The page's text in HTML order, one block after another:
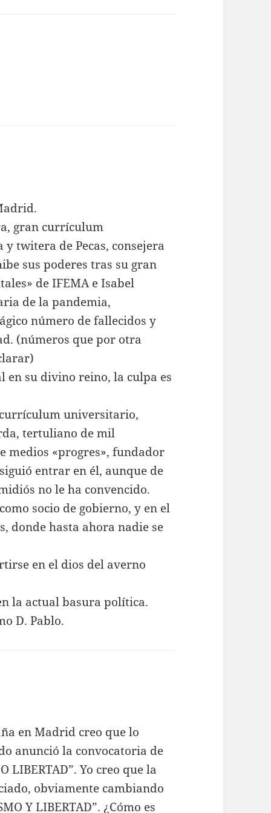
gran currículum
twitera de Pecas, consejera
sus poderes tras su gran
de IFEMA e Isabel
de la pandemia,
número de fallecidos y
(números que por otra
en su divino reino, la culpa es
currículum universitario,
tertuliano de mil
medios «progres», fundador
entrar en él, aunque de
no le ha convencido.
socio de gobierno, y en el
donde hasta ahora nadie se
en el dios del averno
la actual basura política.
D. Pablo.
en Madrid creo que lo
anunció la convocatoria de
LIBERTAD”. Yo creo que la
obviamente cambiando
Y LIBERTAD”. ¿Cómo es